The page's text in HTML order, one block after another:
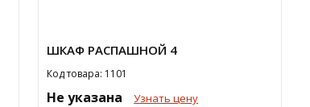
ШКАФ РАСПАШНОЙ 4
Код товара: 1101
Не указана Узнать цену